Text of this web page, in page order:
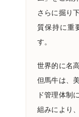
さらに掘り
質保持に重
す。
世界的に名
但馬牛は、
ド管理体制
組みにより